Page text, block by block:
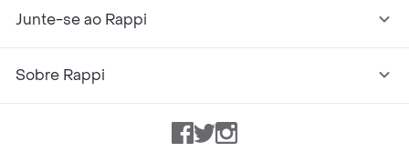
Junte-se ao Rappi
Sobre Rappi
Facebook
TwitterInstagram